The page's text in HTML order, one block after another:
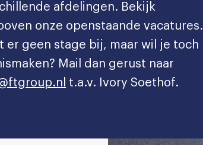
afdelingen. Bekijk
onze openstaande vacatures.
er geen stage bij, maar wil je toch
Mail dan gerust naar
t.a.v. Ivory Soethof.